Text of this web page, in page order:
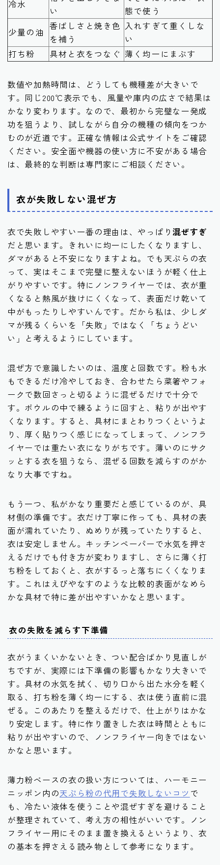
冷水
い
態で使う
少量の油
香ばしさと焼き色
を補う
入れすぎて重くしな
い
打ち粉
具材と衣をつなぐ 薄く均一にまぶす
数値や加熱時間は、どうしても機種差が大きいで
す。同じ200℃表示でも、風量や庫内の広さで結果は
かなり変わります。なので、最初から完璧な一発成
功を狙うより、試しながら自分の機種の傾向をつか
むのが近道です。正確な情報は公式サイトをご確認
ください。安全面や機器の使い方に不安がある場合
は、最終的な判断は専門家にご相談ください。
衣が失敗しない混ぜ方
衣で失敗しやすい一番の理由は、やっぱり 混ぜすぎ
だと思います。きれいに均一にしたくなりますし、
ダマがあると不安になりますよね。でも天ぷらの衣
って、実はそこまで完璧に整えないほうが軽く仕上
がりやすいです。特にノンフライヤーでは、衣が重
くなると熱風が抜けにくくなって、表面だけ乾いて
中がもったりしやすいんです。だから私は、少しダ
マが残るくらいを「失敗」ではなく「ちょうどい
い」と考えるようにしています。
混ぜ方で意識したいのは、温度と回数です。粉も水
もできるだけ冷やしておき、合わせたら菜箸やフォ
ークで数回さっと切るように混ぜるだけで十分で
す。ボウルの中で練るように回すと、粘りが出やす
くなります。すると、具材にまとわりつくというよ
り、厚く貼りつく感じになってしまって、ノンフラ
イヤーでは重たい衣になりがちです。薄いのにサク
ッとする衣を狙うなら、混ぜる回数を減らすのがか
なり大事ですね。
もう一つ、私がかなり重要だと感じているのが、具
材側の準備です。衣だけ丁寧に作っても、具材の表
面が濡れていたり、ぬめりが残っていたりすると、
衣は安定しません。キッチンペーパーで水気を押さ
えるだけでも付き方が変わりますし、さらに薄く打
ち粉をしておくと、衣がするっと落ちにくくなりま
す。これはえびやなすのような比較的表面がなめら
かな具材で特に差が出やすいかなと思います。
衣の失敗を減らす下準備
衣がうまくいかないとき、つい配合ばかり見直しが
ちですが、実際には下準備の影響もかなり大きいで
す。具材の水気を拭く、切り口から出た水分を軽く
取る、打ち粉を薄く均一にする、衣は使う直前に混
ぜる。このあたりを整えるだけで、仕上がりはかな
り安定します。特に作り置きした衣は時間とともに
粘りが出やすいので、ノンフライヤー向きではない
かなと思います。
薄力粉ベースの衣の扱い方については、ハーモニー
ニッポン内の天ぷら粉の代用で失敗しないコツ で
も、冷たい液体を使うことや混ぜすぎを避けること
が整理されていて、考え方の相性がいいです。ノン
フライヤー用にそのまま置き換えるというより、衣
の基本を押さえる読み物として参考になります。